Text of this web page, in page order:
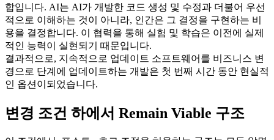
합입니다. AI는 AI가 개발한 코드 생성 및 수정과 더불어 우선
적으로 이해하는 것이 아니라, 인간은 그 결정을 구현하는 비
용을 결정합니다. 이 협력을 통해 실험 및 학습은 이전에 실제
적인 능력이 실현되기 때문입니다.
결과적으로, 지속적으로 업데이트 소프트웨어를 비즈니스 변
경으로 단계에 업데이트하는 개발은 첫 번째 시간 동안 현실적
인 옵션이되었습니다.
변경 조건 하에서 Remain Viable 구조